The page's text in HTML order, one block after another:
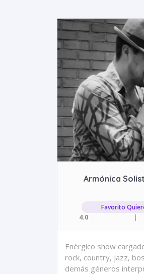
Armónica
Favorito
4.0
|
Enérgico show
rock, country, jazz,
demás géneros